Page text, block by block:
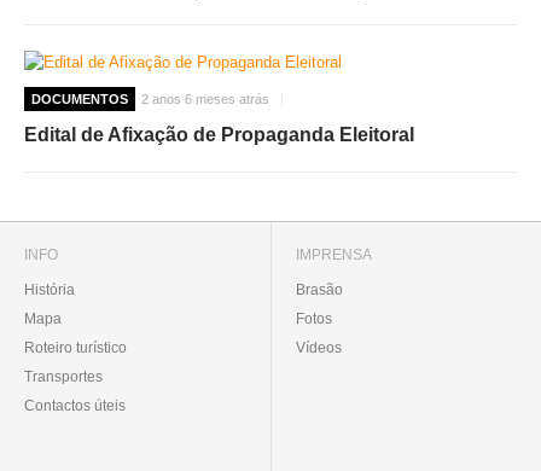
DOCUMENTOS 2 anos 6 meses atrás
Edital de Afixação de Propaganda Eleitoral
INFO
História
Mapa
Roteiro turístico
Transportes
Contactos úteis
IMPRENSA
Brasão
Fotos
Vídeos